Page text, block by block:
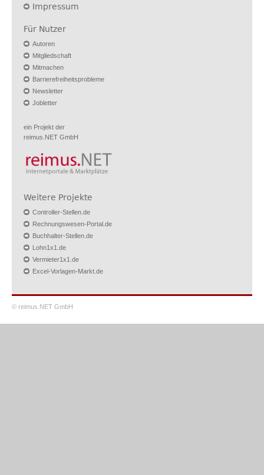
Impressum
Für Nutzer
Autoren
Mitgliedschaft
Mitmachen
Barrierefreiheitsprobleme
Newsletter
Jobletter
ein Projekt der
reimus.NET GmbH
Weitere Projekte
Controller-Stellen.de
Rechnungswesen-Portal.de
Buchhalter-Stellen.de
Lohn1x1.de
Vermieter1x1.de
Excel-Vorlagen-Markt.de
© reimus.NET GmbH